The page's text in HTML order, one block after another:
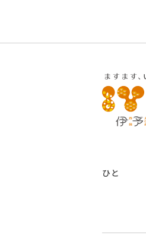
ひと